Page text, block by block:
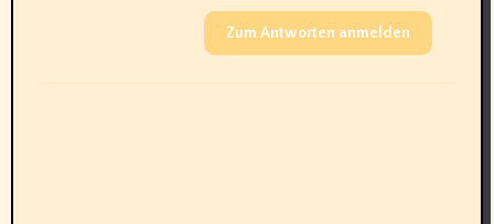
Zum Antworten anmelden